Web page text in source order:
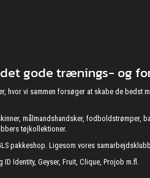
det gode trænings- og
vi sammen forsøger at skabe de bedst
målmandshandsker, fodboldstrømper,
tøjkollektioner.
pakkeshop. Ligesom vores
Identity, Geyser, Fruit, Clique, Projob m.fl.